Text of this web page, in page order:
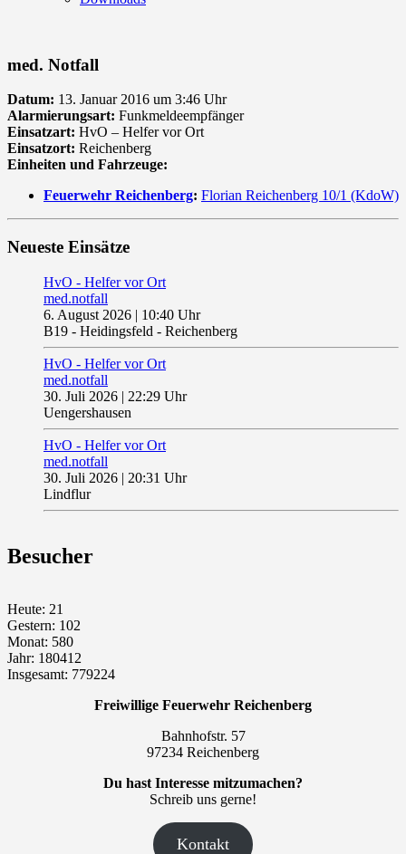
med. Notfall
Datum: 13. Januar 2016 um 3:46 Uhr
Alarmierungsart: Funkmeldeempfänger
Einsatzart: HvO – Helfer vor Ort
Einsatzort: Reichenberg
Einheiten und Fahrzeuge:
Feuerwehr Reichenberg: Florian Reichenberg 10/1 (KdoW)
Neueste Einsätze
HvO - Helfer vor Ort
med.notfall
6. August 2026 | 10:40 Uhr
B19 - Heidingsfeld - Reichenberg
HvO - Helfer vor Ort
med.notfall
30. Juli 2026 | 22:29 Uhr
Uengershausen
HvO - Helfer vor Ort
med.notfall
30. Juli 2026 | 20:31 Uhr
Lindflur
Besucher
Heute: 21
Gestern: 102
Monat: 580
Jahr: 180412
Insgesamt: 779224
Freiwillige Feuerwehr Reichenberg
Bahnhofstr. 57
97234 Reichenberg
Du hast Interesse mitzumachen?
Schreib uns gerne!
Kontakt